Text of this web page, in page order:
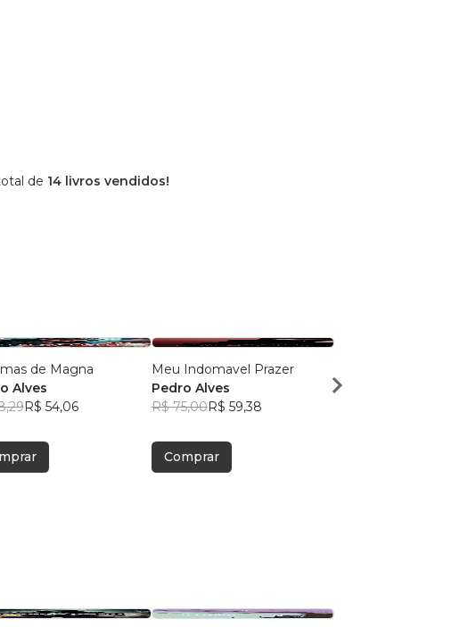
de 14 livros vendidos!
de Magna
Alves
R$ 54,06
Meu Indomavel Prazer
Pedro Alves
R$ 75,00R$ 59,38
Comprar
Pedro Alves